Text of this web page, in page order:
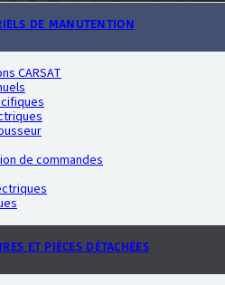
DE MANUTENTION
CARSAT
de commandes
ET PIÈCES DÉTACHÉES